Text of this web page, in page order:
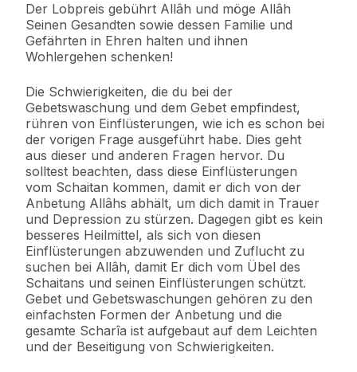
Der Lobpreis gebührt Allâh und möge Allâh
Seinen Gesandten sowie dessen Familie und
Gefährten in Ehren halten und ihnen
Wohlergehen schenken!
Die Schwierigkeiten, die du bei der
Gebetswaschung und dem Gebet empfindest,
rühren von Einflüsterungen, wie ich es schon bei
der vorigen Frage ausgeführt habe. Dies geht
aus dieser und anderen Fragen hervor. Du
solltest beachten, dass diese Einflüsterungen
vom Schaitan kommen, damit er dich von der
Anbetung Allâhs abhält, um dich damit in Trauer
und Depression zu stürzen. Dagegen gibt es kein
besseres Heilmittel, als sich von diesen
Einflüsterungen abzuwenden und Zuflucht zu
suchen bei Allâh, damit Er dich vom Übel des
Schaitans und seinen Einflüsterungen schützt.
Gebet und Gebetswaschungen gehören zu den
einfachsten Formen der Anbetung und die
gesamte Scharîa ist aufgebaut auf dem Leichten
und der Beseitigung von Schwierigkeiten.